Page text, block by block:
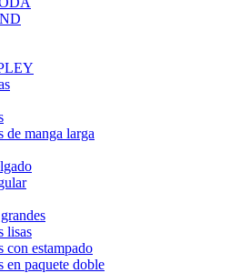
de manga larga
lisas
con estampado
en paquete doble